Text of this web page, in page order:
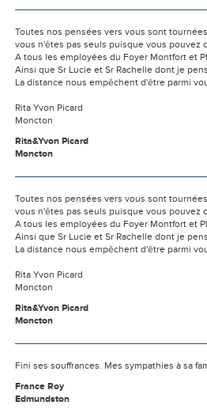
Toutes nos pensées vers vous sont
vous n'êtes pas seuls puisque vous pouvez
A tous les employées du Foyer Montfort et
Ainsi que Sr Lucie et Sr Rachelle dont je
La distance nous empêchent d'être parmi
Rita Yvon Picard
Moncton
Rita&Yvon Picard
Moncton
Toutes nos pensées vers vous sont
vous n'êtes pas seuls puisque vous pouvez
A tous les employées du Foyer Montfort et
Ainsi que Sr Lucie et Sr Rachelle dont je
La distance nous empêchent d'être parmi
Rita Yvon Picard
Moncton
Rita&Yvon Picard
Moncton
Fini ses souffrances. Mes sympathies à sa
France Roy
Edmundston